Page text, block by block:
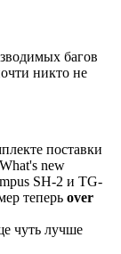
багов
никто не
поставки
new
SH-2 и TG-
теперь over
чуть лучше